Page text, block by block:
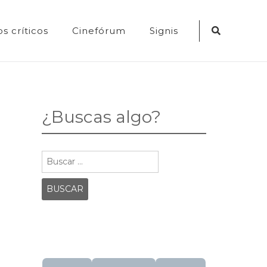
críticos Cinefórum Signis
Search
¿Buscas algo?